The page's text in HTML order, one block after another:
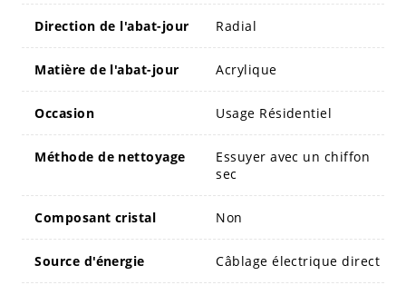
Direction de l'abat-jour Radial
Matière de l'abat-jour Acrylique
Occasion Usage Résidentiel
Méthode de nettoyage
Essuyer avec un chiffon
sec
Composant cristal Non
Source d'énergie Câblage électrique direct